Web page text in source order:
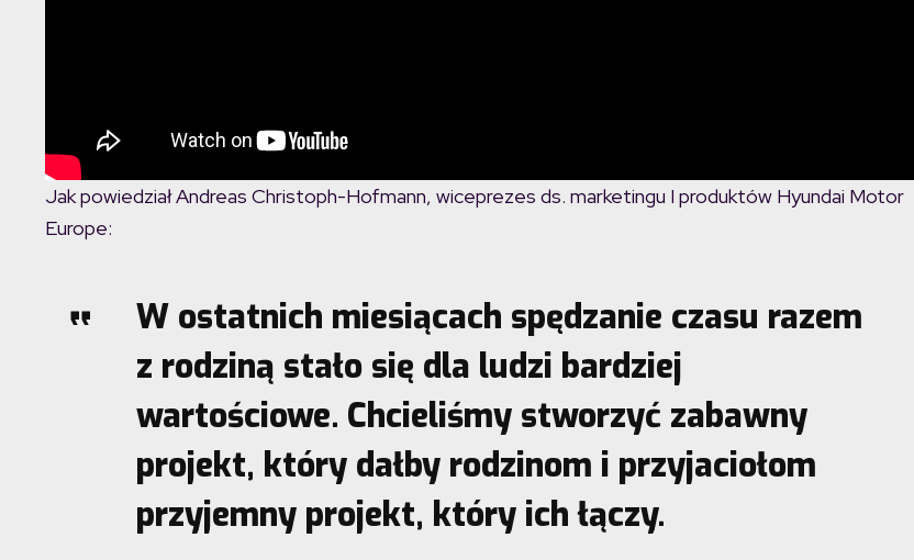
Jak powiedział Andreas Christoph-Hofmann, wiceprezes ds. marketingu I produktów Hyundai Motor
Europe:
W ostatnich miesiącach spędzanie czasu razem
z rodziną stało się dla ludzi bardziej
wartościowe. Chcieliśmy stworzyć zabawny
projekt, który dałby rodzinom i przyjaciołom
przyjemny projekt, który ich łączy.